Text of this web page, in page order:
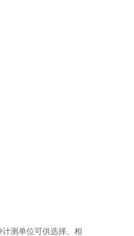
测单位可供选择、相